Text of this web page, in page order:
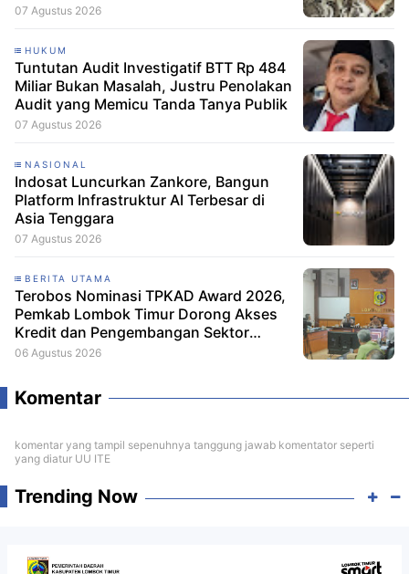
07 Agustus 2026
HUKUM
Tuntutan Audit Investigatif BTT Rp 484
Miliar Bukan Masalah, Justru Penolakan
Audit yang Memicu Tanda Tanya Publik
07 Agustus 2026
NASIONAL
Indosat Luncurkan Zankore, Bangun
Platform Infrastruktur AI Terbesar di
Asia Tenggara
07 Agustus 2026
BERITA UTAMA
Terobos Nominasi TPKAD Award 2026,
Pemkab Lombok Timur Dorong Akses
Kredit dan Pengembangan Sektor
Porang
06 Agustus 2026
Komentar
komentar yang tampil sepenuhnya tanggung jawab komentator seperti
yang diatur UU ITE
Trending Now